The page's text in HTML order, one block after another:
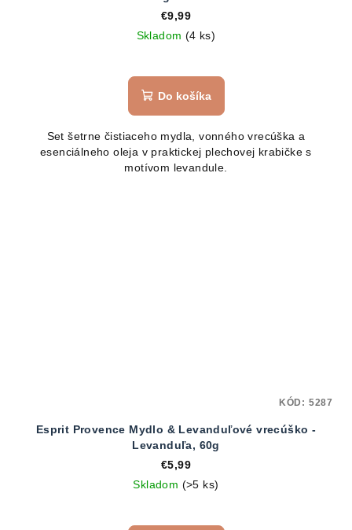
€9,99
Skladom (4 ks)
Do košíka
Set šetrne čistiaceho mydla, vonného vrecúška a
esenciálneho oleja v praktickej plechovej krabičke s
motívom levandule.
Esprit Provence Mydlo & Levanduľové vrecúško -
Levanduľa, 60g
€5,99
Skladom (>5 ks)
KÓD: 5287